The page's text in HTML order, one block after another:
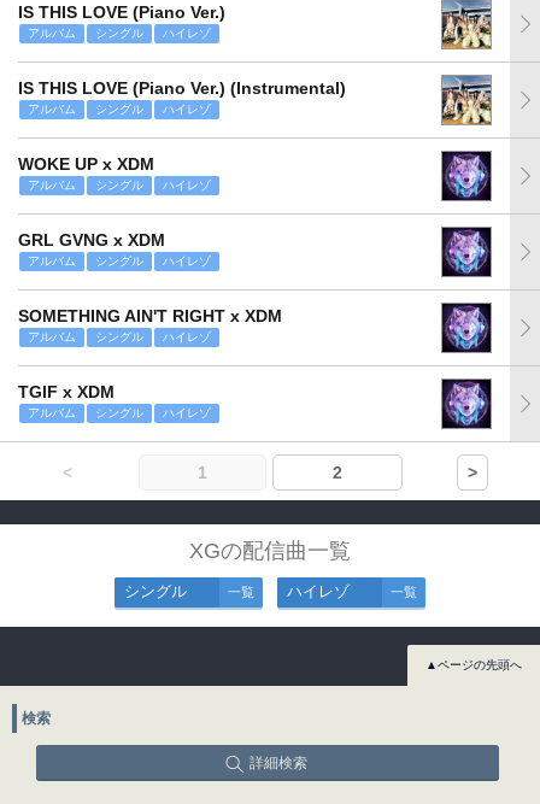
IS THIS LOVE (Piano Ver.)
アルバム シングル ハイレゾ
IS THIS LOVE (Piano Ver.) (Instrumental)
アルバム シングル ハイレゾ
WOKE UP x XDM
アルバム シングル ハイレゾ
GRL GVNG x XDM
アルバム シングル ハイレゾ
SOMETHING AIN'T RIGHT x XDM
アルバム シングル ハイレゾ
TGIF x XDM
アルバム シングル ハイレゾ
< 1 2 >
XGの配信曲一覧
シングル 一覧 ハイレゾ 一覧
▲ページの先頭へ
検索
詳細検索